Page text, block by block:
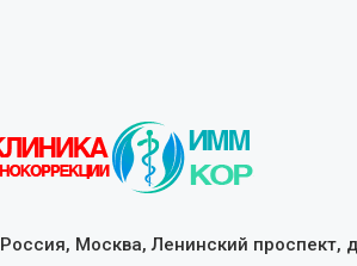
Россия, Москва, Ленинский проспект,